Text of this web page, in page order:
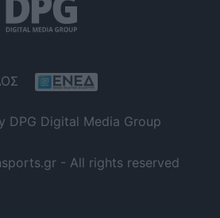
DPG Digital Media Group
- All rights reserved